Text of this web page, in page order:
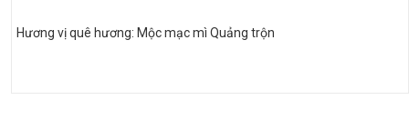
Hương vị quê hương: Mộc mạc mì Quảng trộn